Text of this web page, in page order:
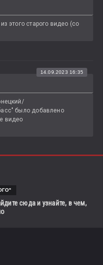
этого старого видео (со
14.09.2023 16:35
было добавлено
видео
сюда и узнайте, в чем,